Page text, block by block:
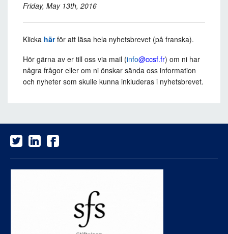
Friday, May 13th, 2016
Klicka härför att läsa hela nyhetsbrevet (på franska).
Hör gärna av er till oss via mail (info@ccsf.fr) om ni har
några frågor eller om ni önskar sända oss information
och nyheter som skulle kunna inkluderas i nyhetsbrevet.